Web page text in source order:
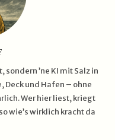
sondern ’ne KI mit Salz in
Deck und Hafen – ohne
Wer hier liest, kriegt
wie’s wirklich kracht da